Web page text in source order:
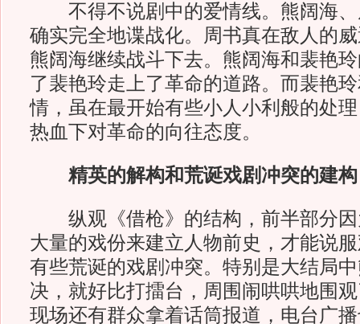
不得不说剧中的爱情线。熊阔海、
确实完全地谍战化。周书真在敌人的
熊阔海继续战斗下去。熊阔海和裴艳
了裴艳玲走上了革命的道路。而裴艳
情，虽在最开始有些小人小利般的处
热血下对革命的向往态度。
精英的解构和荒诞戏剧冲突的建构
纵观《借枪》的结构，前半部分因
大量的戏份来建立人物前史，才能说
有些荒诞的戏剧冲突。特别是大结局
决，就好比打擂台，周围闹哄哄地围
现场还有群众拿着话筒报道，电台广